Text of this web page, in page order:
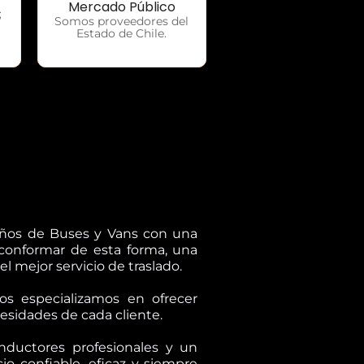
Mercado Público
Somos proveedores del
Estado de Chile.
de Buses y Vans con una
de esta forma, una
mejor servicio de traslado.
especializamos en ofrecer
de cada cliente.
profesionales y un